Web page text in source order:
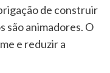
de construir
são animadores. O
e reduzir a